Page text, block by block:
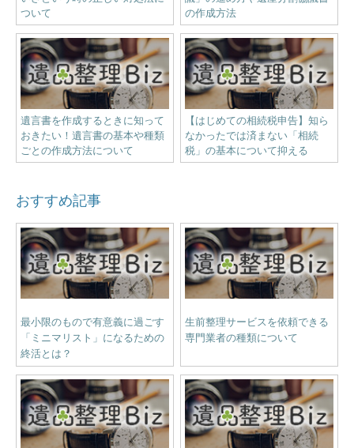
ついて
の作成方法
遺言書を作成するときに知って
おきたい！遺言書の基本や種類
ごとの作成方法について
【はじめての相続税申告】知ら
なかったでは済まない「相続
税」の基本について抑える
おすすめ記事
最小限のもので有意義に過ごす
「ミニマリスト」になるための
終活とは？
生前整理サービスを依頼できる
専門業者の種類について